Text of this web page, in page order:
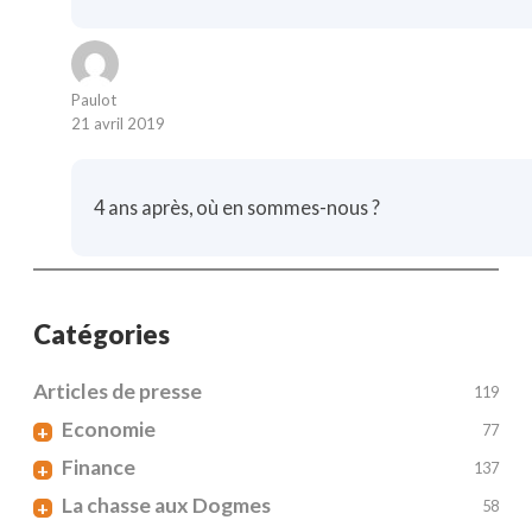
Paulot
21 avril 2019
4 ans après, où en sommes-nous ?
Catégories
Articles de presse 119
+ Economie 77
+ Finance 137
+ La chasse aux Dogmes 58